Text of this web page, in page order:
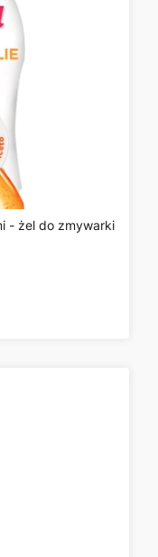
- żel do zmywarki